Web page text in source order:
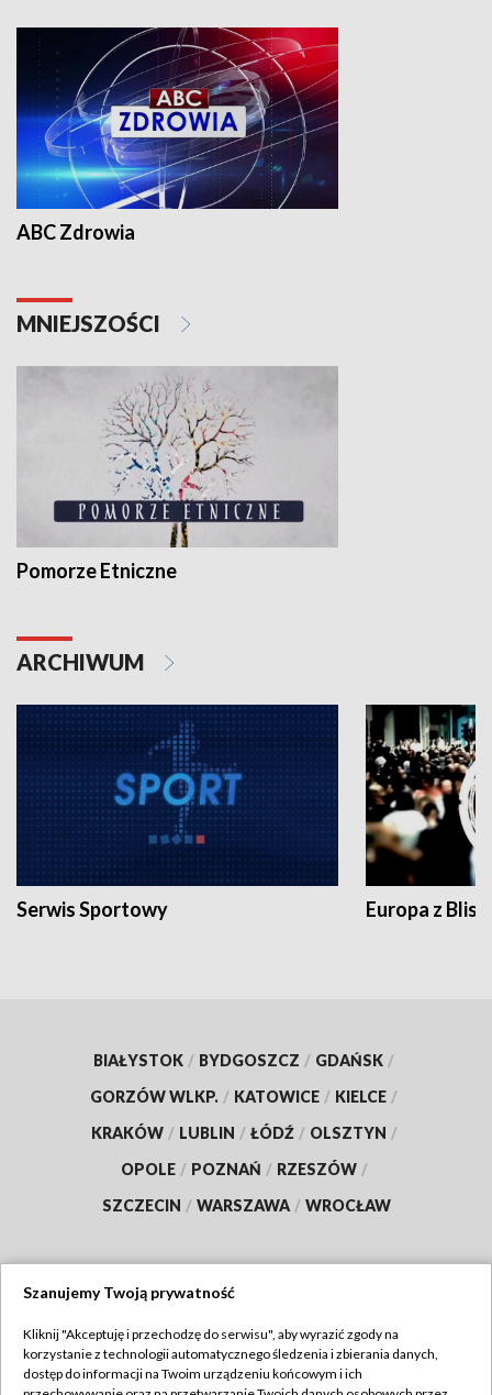
ABC Zdrowia
MNIEJSZOŚCI
Pomorze Etniczne
ARCHIWUM
Serwis Sportowy Europa z
BIAŁYSTOK / BYDGOSZCZ / GDAŃSK /
GORZÓW WLKP. / KATOWICE / KIELCE /
KRAKÓW / LUBLIN / ŁÓDŹ / OLSZTYN /
OPOLE / POZNAŃ / RZESZÓW /
SZCZECIN / WARSZAWA / WROCŁAW
TVP
Szanujemy Twoją prywatność
Kliknij "Akceptuję i przechodzę do serwisu", aby wyrazić zgody na
korzystanie z technologii automatycznego śledzenia i zbierania danych,
dostęp do informacji na Twoim urządzeniu końcowym i ich